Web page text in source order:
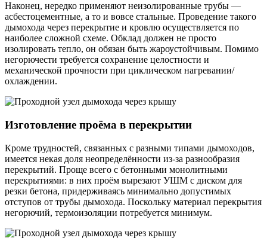
Наконец, нередко применяют неизолированные трубы —
асбестоцементные, а то и вовсе стальные. Проведение такого
дымохода через перекрытие и кровлю осуществляется по
наиболее сложной схеме. Обклад должен не просто
изолировать тепло, он обязан быть жароустойчивым. Помимо
негорючести требуется сохранение целостности и
механической прочности при циклическом нагревании/
охлаждении.
Изготовление проёма в перекрытии
Кроме трудностей, связанных с разными типами дымоходов,
имеется некая доля неопределённости из-за разнообразия
перекрытий. Проще всего с бетонными монолитными
перекрытиями: в них проём вырезают УШМ с диском для
резки бетона, придерживаясь минимально допустимых
отступов от трубы дымохода. Поскольку материал перекрытия
негорючий, термоизоляции потребуется минимум.